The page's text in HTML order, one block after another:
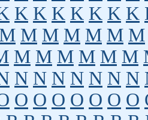
K K K K K K K
M M M M M M M
M M M M M M
N N N N N N N
O O O O O O O